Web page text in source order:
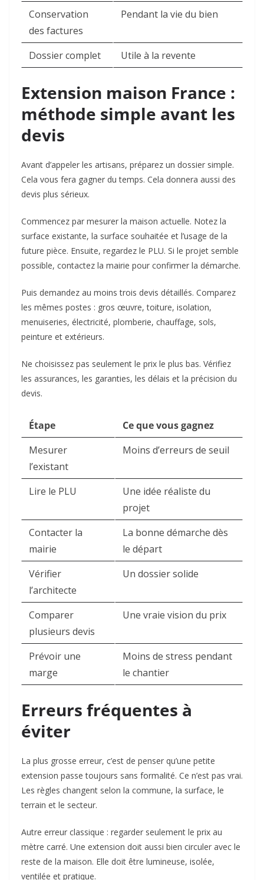
Conservation
des factures
Pendant la vie du bien
Dossier complet Utile à la revente
Extension maison France :
méthode simple avant les
devis
Avant d’appeler les artisans, préparez un dossier simple.
Cela vous fera gagner du temps. Cela donnera aussi des
devis plus sérieux.
Commencez par mesurer la maison actuelle. Notez la
surface existante, la surface souhaitée et l’usage de la
future pièce. Ensuite, regardez le PLU. Si le projet semble
possible, contactez la mairie pour confirmer la démarche.
Puis demandez au moins trois devis détaillés. Comparez
les mêmes postes : gros œuvre, toiture, isolation,
menuiseries, électricité, plomberie, chauffage, sols,
peinture et extérieurs.
Ne choisissez pas seulement le prix le plus bas. Vérifiez
les assurances, les garanties, les délais et la précision du
devis.
Étape
Ce que vous gagnez
Mesurer
l’existant
Moins d’erreurs de seuil
Lire le PLU
Une idée réaliste du
projet
Contacter la
mairie
La bonne démarche dès
le départ
Vérifier
l’architecte
Un dossier solide
Comparer
plusieurs devis
Une vraie vision du prix
Prévoir une
marge
Moins de stress pendant
le chantier
Erreurs fréquentes à
éviter
La plus grosse erreur, c’est de penser qu’une petite
extension passe toujours sans formalité. Ce n’est pas vrai.
Les règles changent selon la commune, la surface, le
terrain et le secteur.
Autre erreur classique : regarder seulement le prix au
mètre carré. Une extension doit aussi bien circuler avec le
reste de la maison. Elle doit être lumineuse, isolée,
ventilée et pratique.